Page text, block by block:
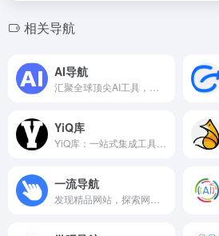
相关导航
AI导航
YiQ库
一流导航